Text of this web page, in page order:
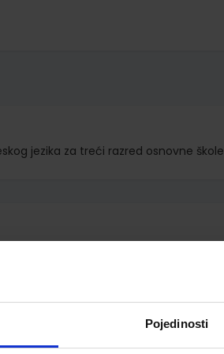
Pojedinosti
jezika za treći razred osnovne škole